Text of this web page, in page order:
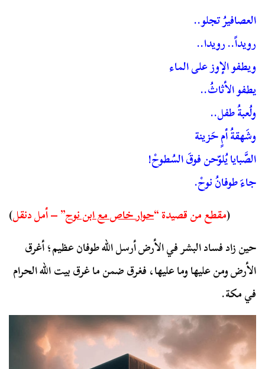
العصافيرُ تجلو..
رويداً.. رويدا..
ويطفو الإوز على الماء
يطفو الأثاثُ..
ولُعبةُ طفل..
وشَهقةُ أمٍ حَزينة
الصَّبايا يُلوّحن فوقَ السُطوحْ!
جاءَ طوفانُ نوحْ.
(مقطع من قصيدة “حوار خاص مع ابن نوح” – أمل دنقل)
حين زاد فساد البشر في الأرض أرسل الله طوفان عظيم؛ أغرق
الأرض ومن عليها وما عليها، فغرق ضمن ما غرق بيت الله الحرام
في مكة.